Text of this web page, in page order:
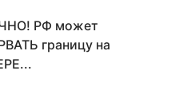
РФ может
границу на